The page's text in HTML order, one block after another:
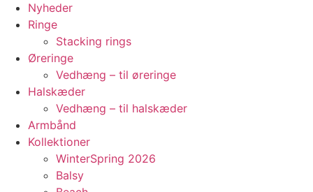
Nyheder
Ringe
Stacking rings
Øreringe
Vedhæng – til øreringe
Halskæder
Vedhæng – til halskæder
Armbånd
Kollektioner
WinterSpring 2026
Balsy